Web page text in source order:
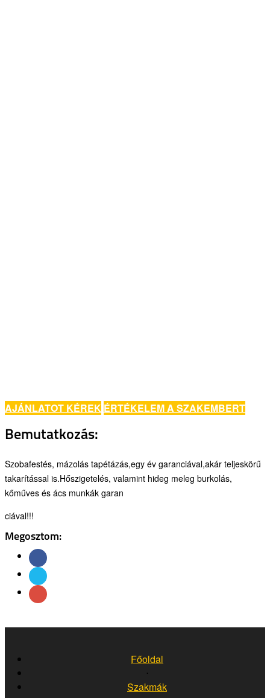
AJÁNLATOT KÉREK ÉRTÉKELEM A SZAKEMBERT
Bemutatkozás:
Szobafestés, mázolás tapétázás,egy év garanciával,akár teljeskörű
takarítással is.Hőszigetelés, valamint hideg meleg burkolás,
kőműves és ács munkák garan
ciával!!!
Megosztom:
Főoldal
⋅
Szakmák